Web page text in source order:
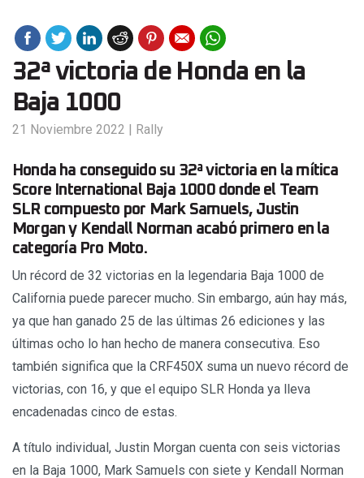
32ª victoria de Honda en la
Baja 1000
21 Noviembre 2022 | Rally
Honda ha conseguido su 32ª victoria en la mítica
Score International Baja 1000 donde el Team
SLR compuesto por Mark Samuels, Justin
Morgan y Kendall Norman acabó primero en la
categoría Pro Moto.
Un récord de 32 victorias en la legendaria Baja 1000 de
California puede parecer mucho. Sin embargo, aún hay más,
ya que han ganado 25 de las últimas 26 ediciones y las
últimas ocho lo han hecho de manera consecutiva. Eso
también significa que la CRF450X suma un nuevo récord de
victorias, con 16, y que el equipo SLR Honda ya lleva
encadenadas cinco de estas.
A título individual, Justin Morgan cuenta con seis victorias
en la Baja 1000, Mark Samuels con siete y Kendall Norman